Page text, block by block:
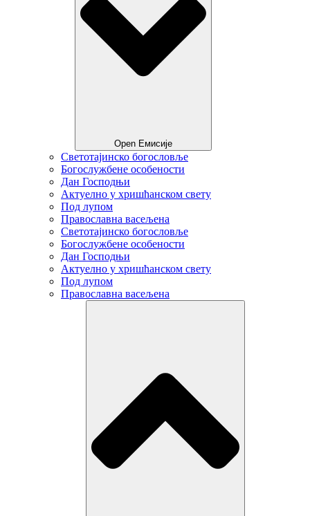
Open Емисије
Светотајинско богословље
Богослужбене особености
Дан Господњи
Актуелно у хришћанском свету
Под лупом
Православна васељена
Светотајинско богословље
Богослужбене особености
Дан Господњи
Актуелно у хришћанском свету
Под лупом
Православна васељена